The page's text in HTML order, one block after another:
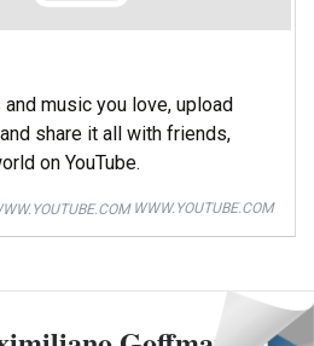
music you love, upload
share it all with friends,
on YouTube.
WWW.YOUTUBE.COM